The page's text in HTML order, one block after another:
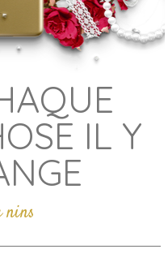
IL Y
nins